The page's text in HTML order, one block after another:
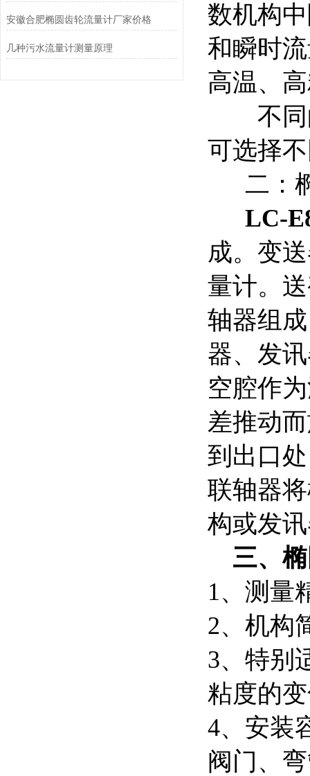
安徽合肥椭圆齿轮流量计厂家价格
几种污水流量计测量原理
数机构
和瞬时
高温、
不同的
可选择
二：椭
LC-
成。变
量计。
轴器组
器、发
空腔作
差推动
到出口
联轴器
构或发
三、椭
1、测量
2、机构
3、特别
粘度的
4、安装
阀门、